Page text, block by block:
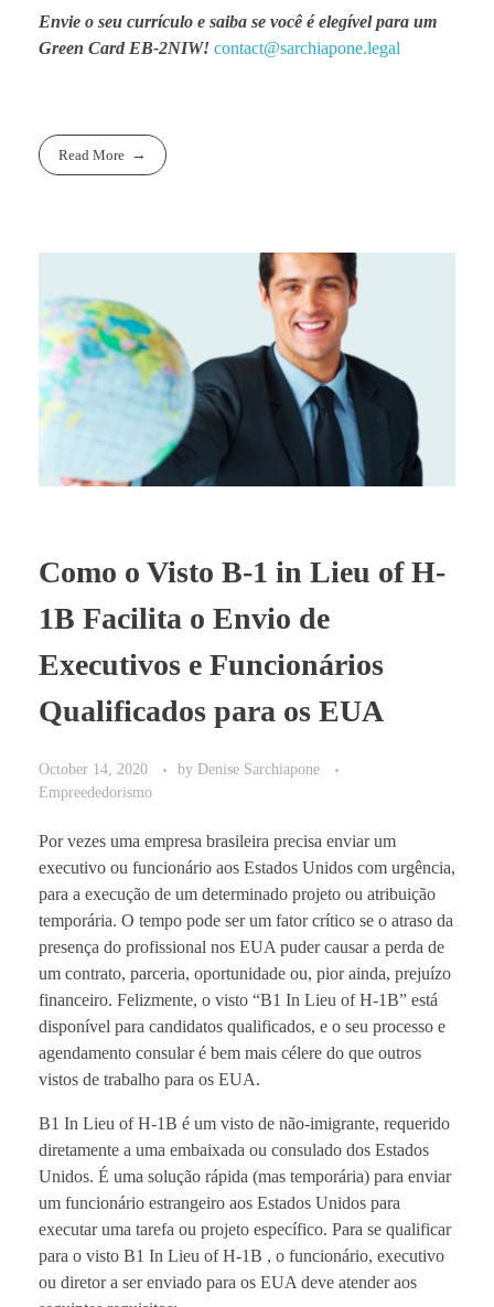
Envie o seu currículo e saiba se você é elegível para um
Green Card EB-2NIW! contact@sarchiapone.legal
Read More
Como o Visto B-1 in Lieu of H-
1B Facilita o Envio de
Executivos e Funcionários
Qualificados para os EUA
October 14, 2020 by Denise Sarchiapone
Empreededorismo
Por vezes uma empresa brasileira precisa enviar um
executivo ou funcionário aos Estados Unidos com urgência,
para a execução de um determinado projeto ou atribuição
temporária. O tempo pode ser um fator crítico se o atraso da
presença do profissional nos EUA puder causar a perda de
um contrato, parceria, oportunidade ou, pior ainda, prejuízo
financeiro. Felizmente, o visto “B1 In Lieu of H-1B” está
disponível para candidatos qualificados, e o seu processo e
agendamento consular é bem mais célere do que outros
vistos de trabalho para os EUA.
B1 In Lieu of H-1B é um visto de não-imigrante, requerido
diretamente a uma embaixada ou consulado dos Estados
Unidos. É uma solução rápida (mas temporária) para enviar
um funcionário estrangeiro aos Estados Unidos para
executar uma tarefa ou projeto específico. Para se qualificar
para o visto B1 In Lieu of H-1B , o funcionário, executivo
ou diretor a ser enviado para os EUA deve atender aos